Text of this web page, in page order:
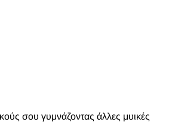
σου γυμνάζοντας άλλες μυικές